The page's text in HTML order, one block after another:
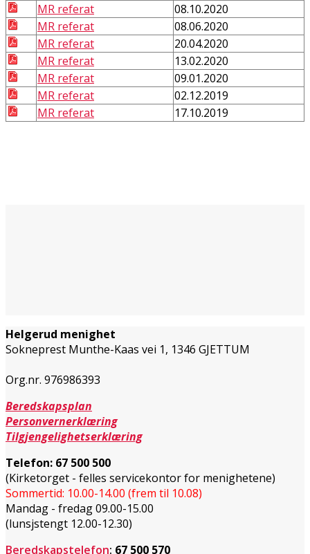
MR referat
08.10.2020
MR referat
08.06.2020
MR referat
20.04.2020
MR referat
13.02.2020
MR referat
09.01.2020
MR referat
02.12.2019
MR referat
17.10.2019
Helgerud menighet
Sokneprest Munthe-Kaas vei 1, 1346 GJETTUM
Org.nr. 976986393
Beredskapsplan
Personvernerklæring
Tilgjengelighetserklæring
Telefon: 67 500 500
(Kirketorget - felles servicekontor for menighetene)
Sommertid: 10.00-14.00 (frem til 10.08)
Mandag - fredag 09.00-15.00
(lunsjstengt 12.00-12.30)
Beredskapstelefon: 67 500 570